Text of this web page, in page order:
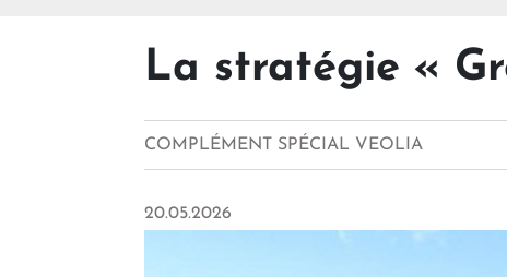
La stratégie «
COMPLÉMENT SPÉCIAL VEOLIA
20.05.2026